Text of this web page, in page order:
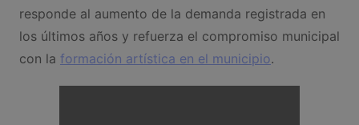
responde al aumento de la demanda registrada en
los últimos años y refuerza el compromiso municipal
con la formación artística en el municipio.